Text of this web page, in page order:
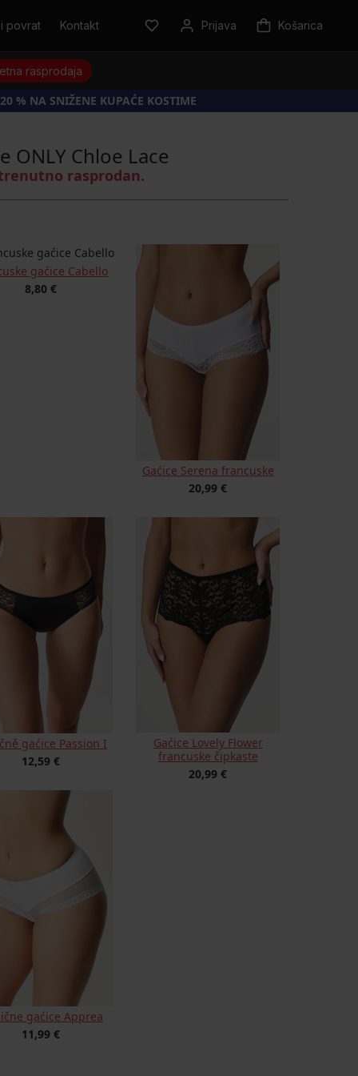
povrat Kontakt Prijava Košarica
rasprodaja
% NA SNIŽENE KUPAĆE KOSTIME
ONLY Chloe Lace
rasprodan.
gaćice Cabello
8,80 €
Gaćice Serena francuske
20,99 €
gaćice Passion I
12,59 €
Gaćice Lovely Flower
francuske čipkaste
20,99 €
gaćice Apprea
11,99 €